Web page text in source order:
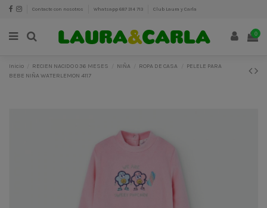
Contacte con nosotros Whatsapp 687 314 713 Club Laura y Carla
0
Inicio RECIEN NACIDO 0 36 MESES NIÑA ROPA DE CASA
PELELE PARA
BEBE NIÑA WATERLEMON 4117